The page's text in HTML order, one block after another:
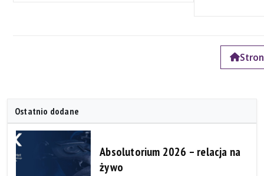
Ostatnio dodane
Absolutorium 2026 – relacja na
żywo